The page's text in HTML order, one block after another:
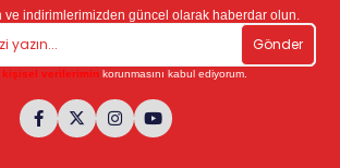
ve indirimlerimizden güncel olarak haberdar olun.
Gönder
kişisel verilerimin korunmasını kabul ediyorum.